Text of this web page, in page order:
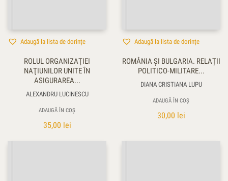
Adaugă la lista de dorințe
ROLUL ORGANIZAŢIEI
NAŢIUNILOR UNITE ÎN
ASIGURAREA...
ALEXANDRU LUCINESCU
ADAUGĂ ÎN COȘ
35,00 lei
Adaugă la lista de dorințe
ROMÂNIA ȘI BULGARIA. RELAȚII
POLITICO-MILITARE...
DIANA CRISTIANA LUPU
ADAUGĂ ÎN COȘ
30,00 lei